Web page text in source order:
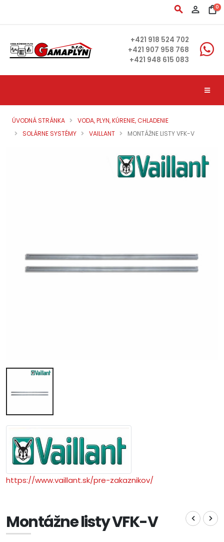
search person_outline shopping_bag0
+421 918 524 702
+421 907 958 768
+421 948 615 083
ÚVODNÁ STRÁNKA
VODA, PLYN, KÚRENIE, CHLADENIE
SOLÁRNE SYSTÉMY
VAILLANT MONTÁŽNE LISTY VFK-V
https://www.vaillant.sk/pre-zakaznikov/
Montážne listy VFK-V